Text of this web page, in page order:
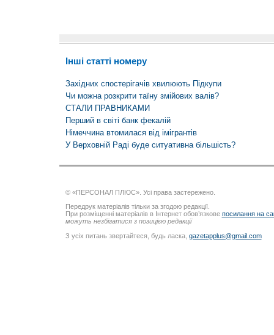
Інші статті номеру
Західних спостерігачів хвилюють Підкупи
Чи можна розкрити таїну змійових валів?
СТАЛИ ПРАВНИКАМИ
Перший в світі банк фекалій
Німеччина втомилася від імігрантів
У Верховній Раді буде ситуативна більшість?
© «ПЕРСОНАЛ ПЛЮС». Усі права застережено.
Передрук матеріалів тільки за згодою редакції.
При розміщенні матеріалів в Інтернет обов’язкове посилання на
можуть незбігатися з позицією редакції
З усіх питань звертайтеся, будь ласка, gazetapplus@gmail.com